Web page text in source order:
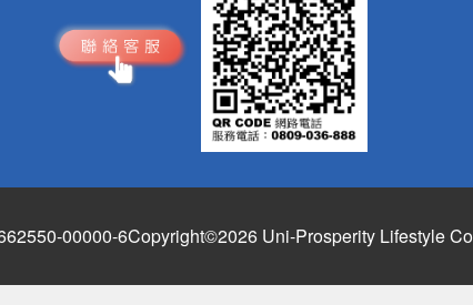
00000-6Copyright©2026 Uni-Prosperity Lifestyle